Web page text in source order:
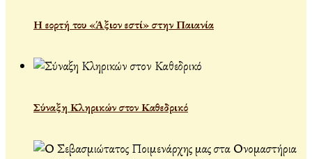
Η εορτή του «Άξιον εστί» στην Παιανία
Σύναξη Κληρικών στον Καθεδρικό